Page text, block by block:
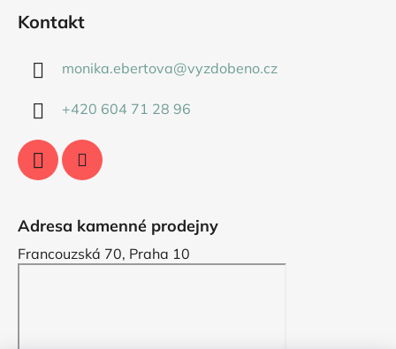
Kontakt
monika.ebertova@vyzdobeno.cz
+420 604 71 28 96
Adresa kamenné prodejny
Francouzská 70, Praha 10